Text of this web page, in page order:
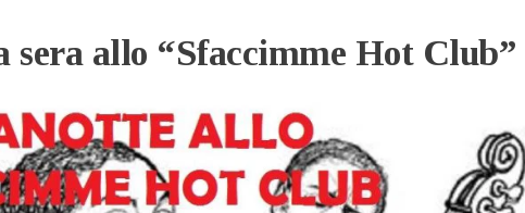
sera allo “Sfaccimme Hot Club”